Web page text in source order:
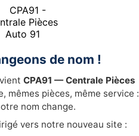
de nom !
CPA91 — Centrale Pièces
mêmes pièces, même service :
nom change.
vers notre nouveau site :